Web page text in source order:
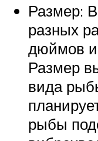
Размер:
разных
дюймов
Размер
вида
рыбы